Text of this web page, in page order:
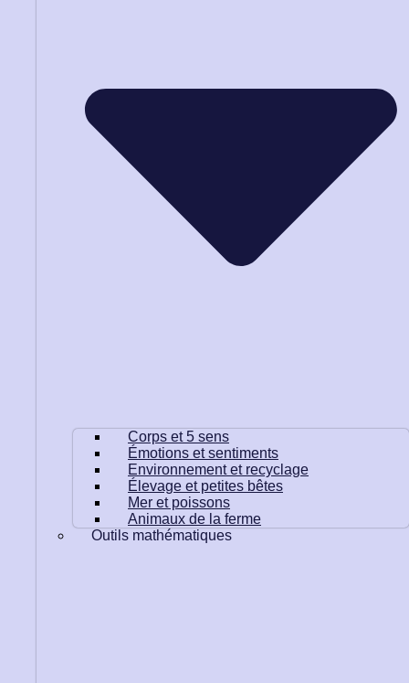
Corps et 5 sens
Émotions et sentiments
Environnement et recyclage
Élevage et petites bêtes
Mer et poissons
Animaux de la ferme
Outils mathématiques